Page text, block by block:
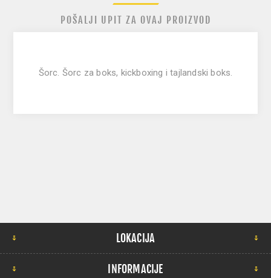
POŠALJI UPIT ZA OVAJ PROIZVOD
Šorc. Šorc za boks, kickboxing i tajlandski boks.
LOKACIJA
INFORMACIJE